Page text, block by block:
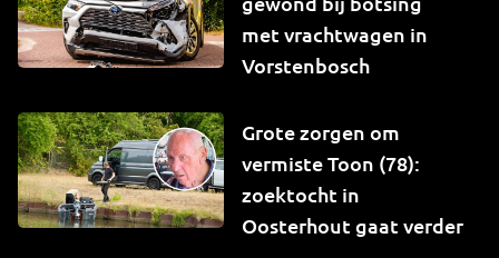
met vrachtwagen in
Vorstenbosch
Grote zorgen om
vermiste Toon (78):
zoektocht in
Oosterhout gaat verder